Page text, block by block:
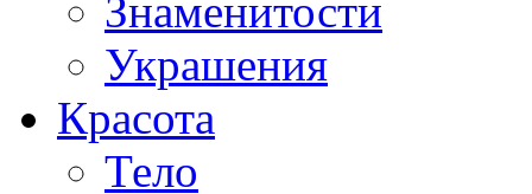
Знаменитости
Украшения
Красота
Тело